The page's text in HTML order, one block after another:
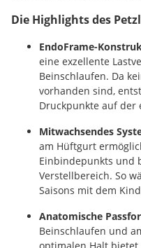
Die Highlights des Petzl
EndoFrame-
eine exzellente
Beinschlaufen. Da
vorhanden sind,
Druckpunkte auf
Mitwachsendes
am Hüftgurt
Einbindepunkts und
Verstellbereich. So
Saisons mit dem
Anatomische
Beinschlaufen und